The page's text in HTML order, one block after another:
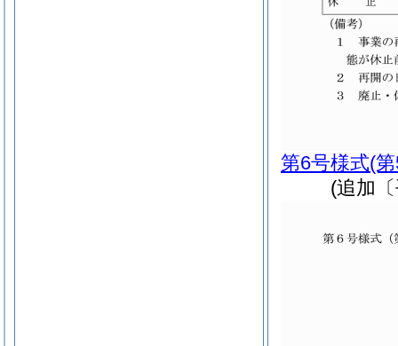
第6号様式(
(追加